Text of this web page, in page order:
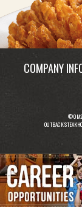
COMPANY
© OM2
OUTBACK